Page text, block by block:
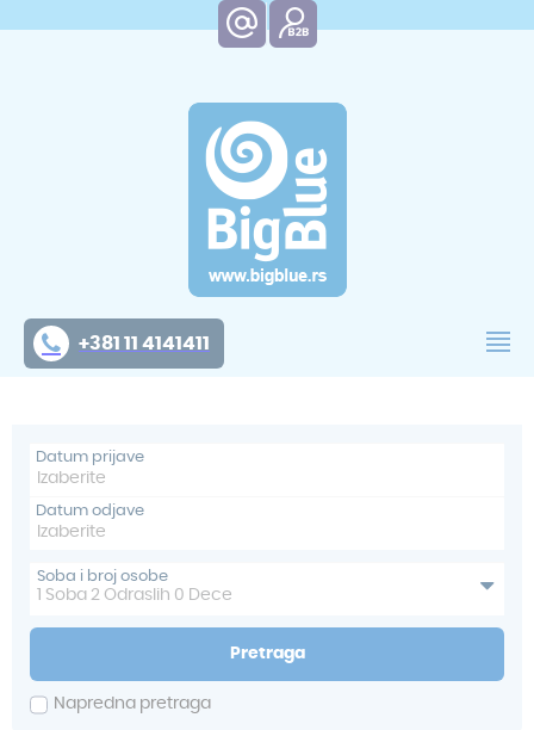
+381 11 4141411
Datum prijave
Datum odjave
Soba i broj osobe
Soba 2 Odraslih 0 Dece
Pretraga
Napredna pretraga